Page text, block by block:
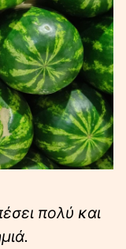
πολύ και